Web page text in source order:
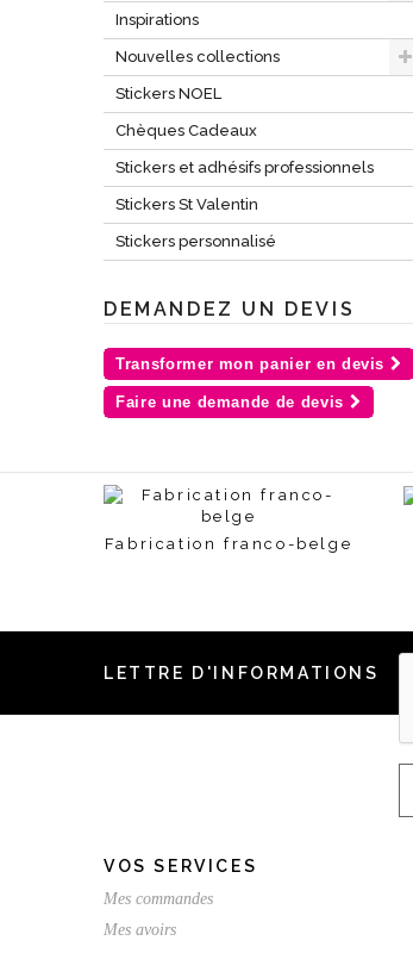
Inspirations
Nouvelles collections
Stickers NOEL
Chèques Cadeaux
Stickers et adhésifs professionnels
Stickers St Valentin
Stickers personnalisé
DEMANDEZ UN DEVIS
Transformer mon panier en devis
Faire une demande de devis
Fabrication franco-belge
LETTRE D'INFORMATIONS
VOS SERVICES
Mes commandes
Mes avoirs